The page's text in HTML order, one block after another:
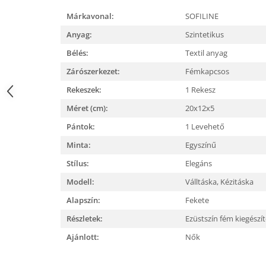
Márkavonal:
SOFILINE
Anyag:
Szintetikus
Bélés:
Textil anyag
Zárószerkezet:
Fémkapcsos
Rekeszek:
1 Rekesz
Méret (cm):
20x12x5
Pántok:
1 Levehető
Minta:
Egyszínű
Stílus:
Elegáns
Modell:
Válltáska, Kézitáska
Alapszín:
Fekete
Részletek:
Ezüstszín fém
Ajánlott:
Nők